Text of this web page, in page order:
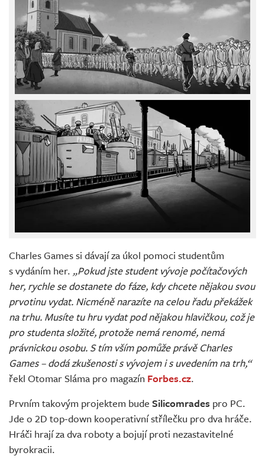
Charles Games si dávají za úkol pomoci studentům
s vydáním her. „Pokud jste student vývoje počítačových
her, rychle se dostanete do fáze, kdy chcete nějakou svou
prvotinu vydat. Nicméně narazíte na celou řadu překážek
na trhu. Musíte tu hru vydat pod nějakou hlavičkou, což je
pro studenta složité, protože nemá renomé, nemá
právnickou osobu. S tím vším pomůže právě Charles
Games – dodá zkušenosti s vývojem i s uvedením na trh,“
řekl Otomar Sláma pro magazín Forbes.cz.
Prvním takovým projektem bude Silicomrades pro PC.
Jde o 2D top-down kooperativní střílečku pro dva hráče.
Hráči hrají za dva roboty a bojují proti nezastavitelné
byrokracii.